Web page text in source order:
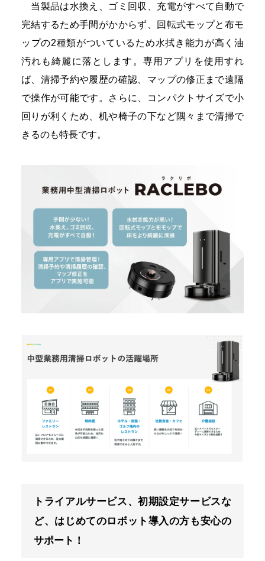
当製品は水換え、ゴミ回収、充電がすべて自動で
完結するため手間がかからず、回転式モップと布モ
ップの2種類がついているため水拭き能力が高く油
汚れも綺麗に落とします。専用アプリを使用すれ
ば、清掃予約や履歴の確認、マップの修正まで遠隔
で操作が可能です。さらに、コンパクトサイズで小
回りが利くため、机や椅子の下など隅々まで清掃で
きるのも特長です。
トライアルサービス、初期設定サービスな
ど、はじめてのロボット導入の方も安心の
サポート！